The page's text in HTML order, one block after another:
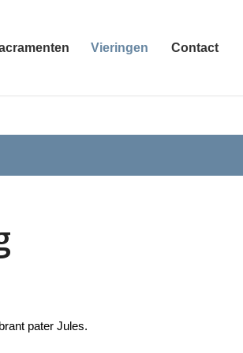
Vieringen Contact
pater Jules.